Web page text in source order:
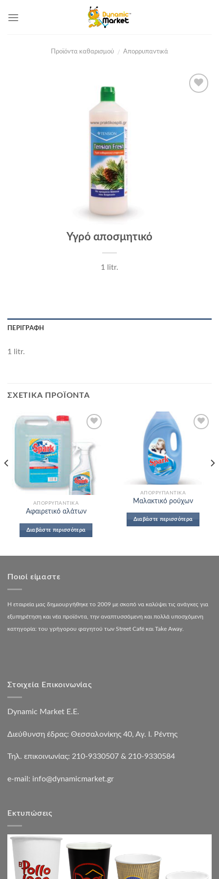
Προϊόντα καθαρισμού / Απορρυπαντικά
Υγρό αποσμητικό
1 litr.
ΠΕΡΙΓΡΑΦΉ
1 litr.
ΣΧΕΤΙΚΆ ΠΡΟΪΌΝΤΑ
Wishlist
ΑΠΟΡΡΥΠΑΝΤΙΚΆ
Αφαιρετικό αλάτων
Διαβάστε περισσότερα
ΑΠΟΡΡΥΠΑΝΤΙΚΆ
Μαλακτικό ρούχων
Διαβάστε περισσότερα
Ποιοί είμαστε
Η εταιρεία μας δημιουργήθηκε το 2009 με σκοπό να καλύψει τις ανάγκες για
εξυπηρέτηση και νέα προϊόντα, την αναπτυσσόμενη και πολλά υποσχόμενη
κατηγορία: του γρήγορου φαγητού των Street Café και Take Away.
Στοιχεία Επικοινωνίας
Dynamic Market Ε.Ε.
Διεύθυνση έδρας: Θεσσαλονίκης 40, Αγ. Ι. Ρέντης
Τηλ. επικοινωνίας: 210-9330507 & 210-9330584
e-mail: info@dynamicmarket.gr
Εκτυπώσεις